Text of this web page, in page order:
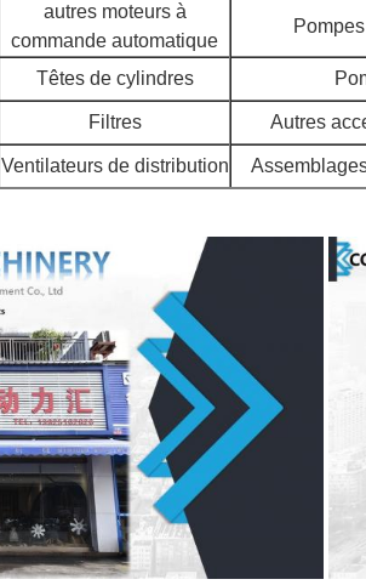
autres moteurs à
commande automatique
Têtes de cylindres
Filtres Autres
Ventilateurs de distribution